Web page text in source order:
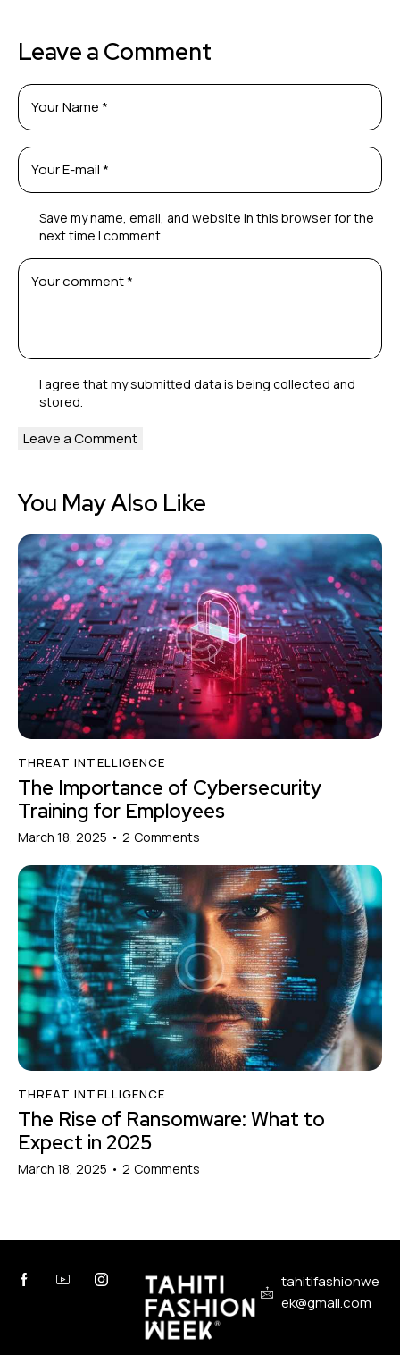
Leave a Comment
Save my name, email, and website in this browser for the
next time I comment.
I agree that my submitted data is being collected and
stored.
You May Also Like
THREAT INTELLIGENCE
The Importance of Cybersecurity
Training for Employees
March 18, 2025 2 Comments
THREAT INTELLIGENCE
The Rise of Ransomware: What to
Expect in 2025
March 18, 2025 2 Comments
tahitifashionwe
ek@gmail.com